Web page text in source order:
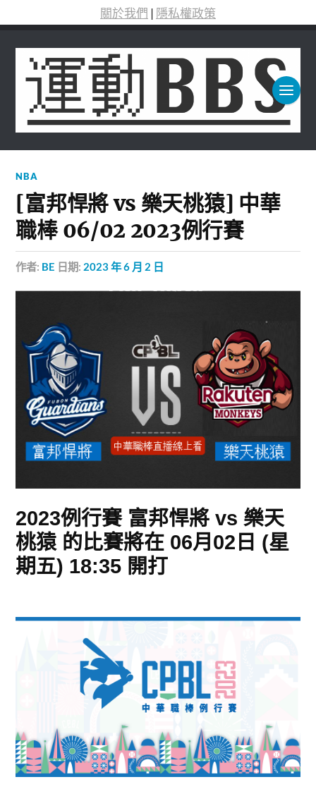
關於我們 | 隱私權政策
NBA
[富邦悍將 vs 樂天桃猿] 中華
職棒 06/02 2023例行賽
作者: BE 日期: 2023 年 6 月 2 日
2023例行賽 富邦悍將 vs 樂天
桃猿 的比賽將在 06月02日 (星
期五) 18:35 開打